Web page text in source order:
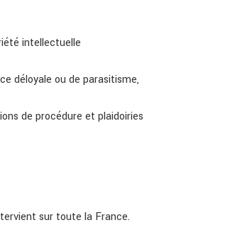
intellectuelle
déloyale ou de parasitisme,
de procédure et plaidoiries
sur toute la France.